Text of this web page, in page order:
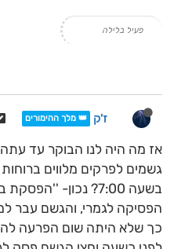
פעיל בלילה
ז'ק 👑 מלך ההימורים
גשמים לפרקים מלווים
בשעה 7:00? נכון-
הפסיקה לגמרי, והגשם עבר
כך שלא היתה שום הפרעה